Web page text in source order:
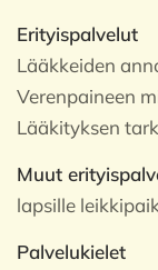
Erityispalvelut
Lääkkeiden
Verenpaineen
Lääkityksen
Muut
lapsille
Palvelukielet